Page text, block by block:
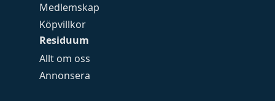
Medlemskap
Köpvillkor
Residuum
Allt om oss
Annonsera